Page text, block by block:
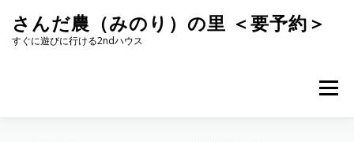
キ
さんだ農（みのり）の里 ＜要予約＞
すぐに遊びに行ける2ndハウス
メニュー